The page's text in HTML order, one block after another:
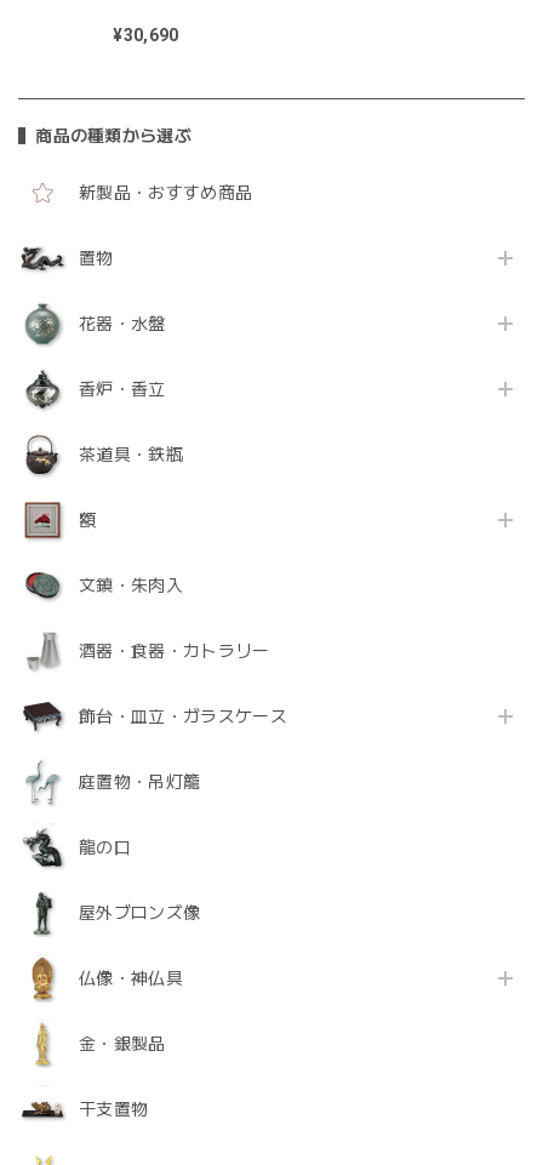
商品の種類から選ぶ
新製品・おすすめ商品
置物
花器・水盤
香炉・香立
茶道具・鉄瓶
額
文鎮・朱肉入
酒器・食器・カトラリー
飾台・皿立・ガラスケース
庭置物・吊灯籠
龍の口
屋外ブロンズ像
仏像・神仏具
金・銀製品
干支置物
¥30,690